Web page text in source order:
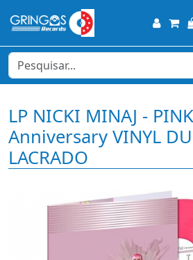
LP NICKI MINAJ -
Anniversary VINYL
LACRADO